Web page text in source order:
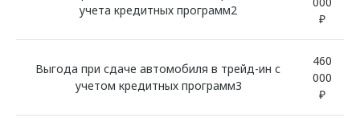
учета кредитных программ2
₽
Выгода при сдаче автомобиля в трейд-ин с
учетом кредитных программ3
460
000
₽